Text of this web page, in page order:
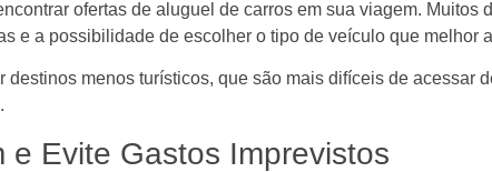
ofertas de aluguel de carros em sua viagem. Muitos
e a possibilidade de escolher o tipo de veículo que melhor
menos turísticos, que são mais difíceis de acessar
Evite Gastos Imprevistos